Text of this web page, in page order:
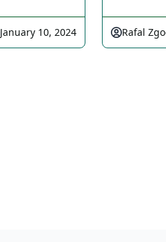
January 10, 2024 Rafal